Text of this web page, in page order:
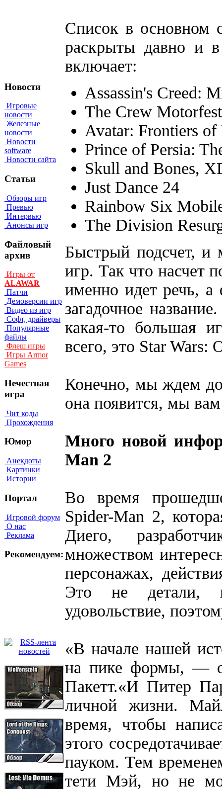
Новости
Игровые
новости
Железные
новости
Новости
software
Новости сайта
Статьи
Обзоры игр
Превью
Интервью
Анонсы игр
Файловый
архив
Игры от
ALAWAR
Патчи
Демоверсии игр
Видео из игр
Софт, драйверы
Популярные
файлы
Флеш игры
Игры Armor
Games
Нечестная
игра
Чит коды
Прохождения
Юмор
Анекдоты
Картинки
Истории
Портал
Игровой форум
О нас
Реклама
Рекомендуем:
Список в основном
раскрыты давно и
включает:
Assassin's Creed:
The Crew Motorfest
Avatar: Frontiers of
Prince of Persia:
Skull and Bones,
Just Dance 24
Rainbow Six
The Division
Быстрый подсчет,
игр. Так что насчет
именно идет речь, а
загадочное
какая-то большая
всего, это Star Wars:
Конечно, мы ждем
она появится, мы
Много новой
Man 2
Во время
Spider-Man 2,
Диего,
множеством
персонажах,
Это не детали,
удовольствие,
«В начале нашей
на пике формы, —
Пакетт.«И Питер
личной жизни.
время, чтобы
этого
пауком. Тем
тети Мэй, но не